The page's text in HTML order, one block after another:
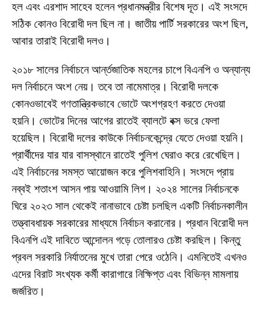
হল এবং এরশাদ সাহেব হলেন প্রধানমন্ত্রীর বিশেষ দূত। এই সংসদে
সঠিক কোনও বিরোধী দল ছিল না। জাতীয় পার্টি সরকারের অংশ ছিল,
আবার তারাই বিরোধী দলও।
২০১৮ সালের নির্বাচনে আর্ন্তজাতিক মহলের চাপে বিএনপি ও অন্যান্য
দল নির্বাচনে অংশ নেয়। তবে তা নামেমাত্র। বিরোধী দলকে
কোনওভাবেই গণতান্ত্রিকভাবে ভোটে অংশগ্রহণ করতে দেওয়া
হয়নি। ভোটের দিনের আগের রাতেই ব্যালটে বক্স ভরে ফেলা
হয়েছিল। বিরোধী দলের কাউকে নির্বাচনকেন্দ্রে যেতে দেওয়া হয়নি।
প্রার্থীদের যার যার বাসস্থানে রাতেই পুলিশ ঘেরাও করে রেখেছিল।
এই নির্বাচনের সমস্ত আয়োজন করে পুলিশবাহিনি। সংসদে প্রায়
নব্বই শতাংশ আসন পায় আওয়ামি লিগ। ২০২৪ সালের নির্বাচনকে
ঘিরে ২০২৩ সাল থেকেই নানাভাবে চেষ্টা চলছিল একটি নির্বাচনকালীন
তত্ত্বাবধায়ক সরকারের মাধ্যমে নির্বাচন করানোর। প্রধান বিরোধী দল
বিএনপি এই দাবিতে আন্দোলন গড়ে তোলারও চেষ্টা করছিল। কিন্তু
প্রবল সরকারি নির্যাতনের মুখে তারা পেরে ওঠেনি। এমনিতেই এখনও
এদের বিরাট সংখ্যক কর্মী কারাগারে নিক্ষিপ্ত এবং বিভিন্ন মামলায়
জর্জরিত।